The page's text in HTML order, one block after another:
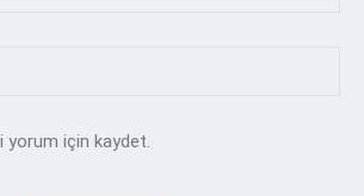
yorum için kaydet.